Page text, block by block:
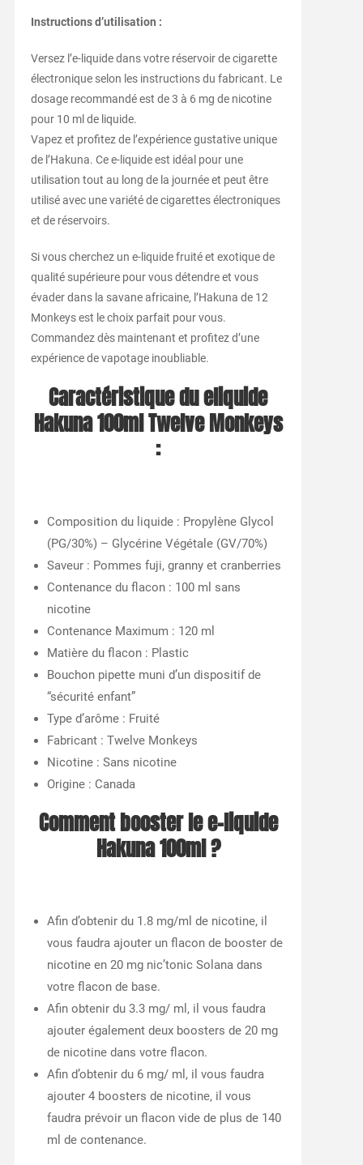
Instructions d’utilisation :
Versez l’e-liquide dans votre réservoir de cigarette
électronique selon les instructions du fabricant. Le
dosage recommandé est de 3 à 6 mg de nicotine
pour 10 ml de liquide.
Vapez et profitez de l’expérience gustative unique
de l’Hakuna. Ce e-liquide est idéal pour une
utilisation tout au long de la journée et peut être
utilisé avec une variété de cigarettes électroniques
et de réservoirs.
Si vous cherchez un e-liquide fruité et exotique de
qualité supérieure pour vous détendre et vous
évader dans la savane africaine, l’Hakuna de 12
Monkeys est le choix parfait pour vous.
Commandez dès maintenant et profitez d’une
expérience de vapotage inoubliable.
Caractéristique du eliquide
Hakuna 100ml Twelve Monkeys
:
Composition du liquide : Propylène Glycol
(PG/30%) – Glycérine Végétale (GV/70%)
Saveur : Pommes fuji, granny et cranberries
Contenance du flacon : 100 ml sans
nicotine
Contenance Maximum : 120 ml
Matière du flacon : Plastic
Bouchon pipette muni d’un dispositif de
“sécurité enfant”
Type d’arôme : Fruité
Fabricant : Twelve Monkeys
Nicotine : Sans nicotine
Origine : Canada
Comment booster le e-liquide
Hakuna 100ml ?
Afin d’obtenir du 1.8 mg/ml de nicotine, il
vous faudra ajouter un flacon de booster de
nicotine en 20 mg nic’tonic Solana dans
votre flacon de base.
Afin obtenir du 3.3 mg/ ml, il vous faudra
ajouter également deux boosters de 20 mg
de nicotine dans votre flacon.
Afin d’obtenir du 6 mg/ ml, il vous faudra
ajouter 4 boosters de nicotine, il vous
faudra prévoir un flacon vide de plus de 140
ml de contenance.